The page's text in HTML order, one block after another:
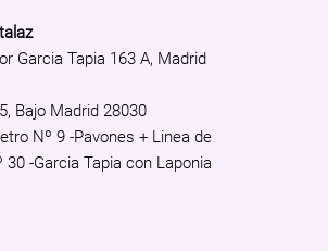
Garcia Tapia 163 A, Madrid
Bajo Madrid 28030
Nº 9 -Pavones + Linea de
30 -Garcia Tapia con Laponia